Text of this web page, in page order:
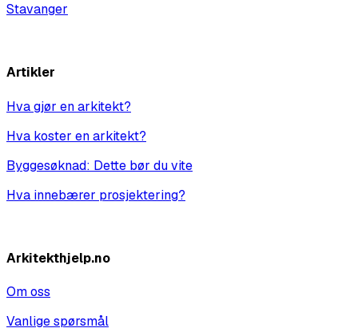
Stavanger
Artikler
Hva gjør en arkitekt?
Hva koster en arkitekt?
Byggesøknad: Dette bør du vite
Hva innebærer prosjektering?
Arkitekthjelp.no
Om oss
Vanlige spørsmål